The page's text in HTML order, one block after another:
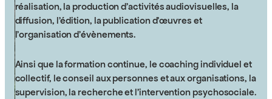
réalisation, la production d’activités audiovisuelles, la
diffusion, l’édition, la publication d’œuvres et
l’organisation d’évènements.
Ainsi que la formation continue, le coaching individuel et
collectif, le conseil aux personnes et aux organisations, la
supervision, la recherche et l’intervention psychosociale.